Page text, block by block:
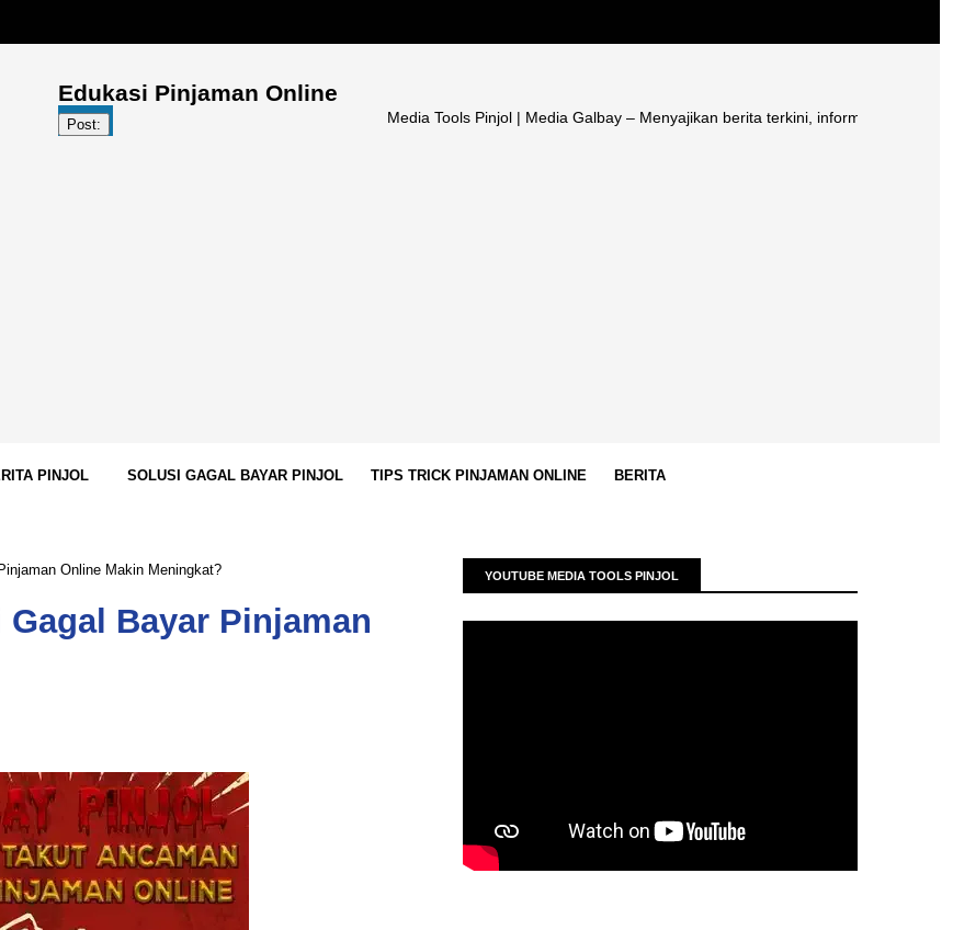
Edukasi Pinjaman Online
Post: Media Tools Pinjol | Media Galbay – Menyajikan berita terkini, informasi terpercaya,
PINJOL SOLUSI GAGAL BAYAR PINJOL TIPS TRICK PINJAMAN ONLINE BERITA
Online Makin Meningkat?
Bayar Pinjaman
YOUTUBE MEDIA TOOLS PINJOL